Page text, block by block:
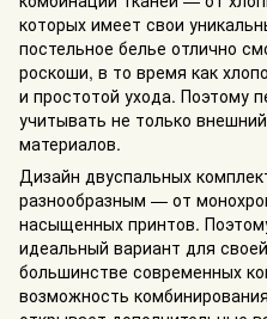
которых имеет свои
постельное белье отлично
роскоши, в то время как
и простотой ухода. Поэтому
учитывать не только
материалов.
Дизайн двуспальных
разнообразным — от
насыщенных принтов.
идеальный вариант для
большинстве современных
возможность